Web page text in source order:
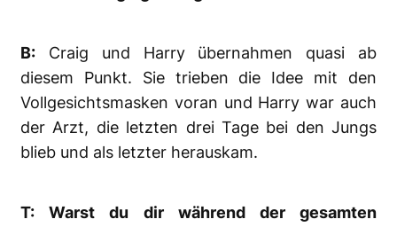
B: Craig und Harry übernahmen quasi ab
diesem Punkt. Sie trieben die Idee mit den
Vollgesichtsmasken voran und Harry war auch
der Arzt, die letzten drei Tage bei den Jungs
blieb und als letzter herauskam.
T: Warst du dir während der gesamten